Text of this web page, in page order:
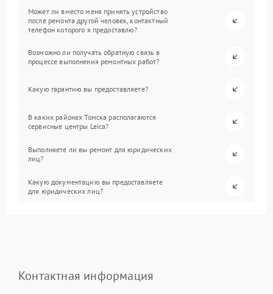
Может ли вместо меня принять устройство
после ремонта другой человек, контактный
телефон которого я предоставлю?
Возможно ли получать обратную связь в
процессе выполнения ремонтных работ?
Какую гарантию вы предоставляете?
В каких районах Томска располагаются
сервисные центры Leica?
Выполняете ли вы ремонт для юридических
лиц?
Какую документацию вы предоставляете
для юридических лиц?
Контактная информация